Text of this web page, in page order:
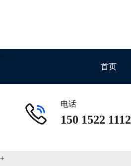
首页
电话
150 1522 1112